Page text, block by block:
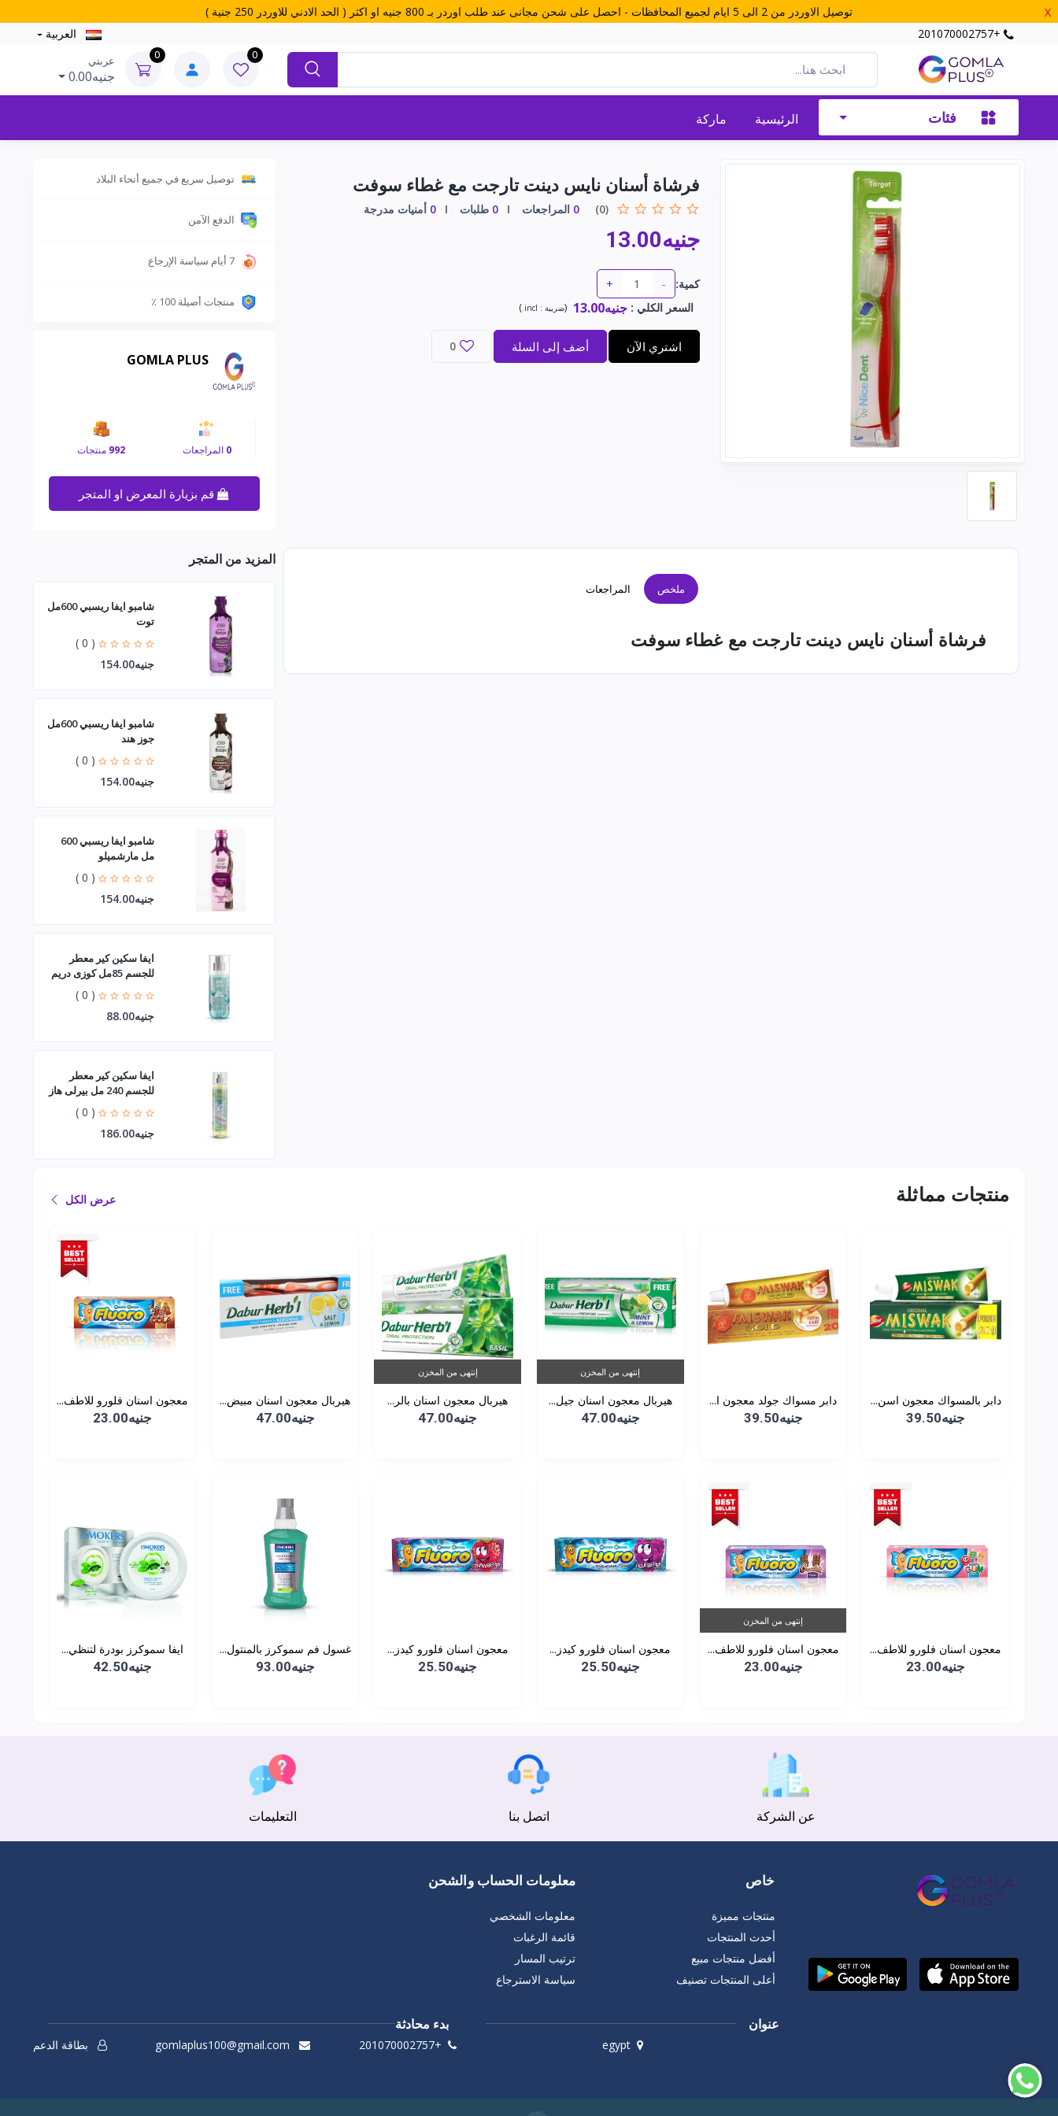
توصيل الاوردر من 2 الى 5 ايام لجميع المحافظات - احصل على شحن مجانى عند طلب اوردر بـ 800 جنيه او اكثر ( الحد الادني للاوردر 250 جنية )
X
+201070002757
العربية
0
0 عربتي
جنيه0.00
فئات الرئيسية ماركة
فرشاة أسنان نايس دينت تارجت مع غطاء سوفت
(0)
0 المراجعات 0 طلبات 0 أمنيات مدرجة
جنيه13.00
كمية: -
+
السعر الكلي : جنيه13.00 (ضريبة : incl.
)
اشتري الآن أضف إلى السلة 0
ملخص المراجعات
فرشاة أسنان نايس دينت تارجت مع غطاء سوفت
توصيل سريع في جميع أنحاء البلاد
الدفع الآمن
7 أيام سياسة الإرجاع
منتجات أصيلة 100 ٪
GOMLA PLUS
0 المراجعات 992 منتجات
قم بزيارة المعرض او المتجر
المزيد من المتجر
شامبو ايفا ريسبي 600مل
توت
( 0 )
جنيه154.00
شامبو ايفا ريسبي 600مل
جوز هند
( 0 )
جنيه154.00
شامبو ايفا ريسبي 600
مل مارشميلو
( 0 )
جنيه154.00
ايفا سكين كير معطر
للجسم 85مل كوزى دريم
( 0 )
جنيه88.00
ايفا سكين كير معطر
للجسم 240 مل بيرلى هاز
( 0 )
جنيه186.00
منتجات مماثلة عرض الكل
دابر بالمسواك معجون اسن...
جنيه39.50
دابر مسواك جولد معجون ا...
جنيه39.50
إنتهى من المخزن
هيربال معجون اسنان جيل...
جنيه47.00
إنتهى من المخزن
هيربال معجون اسنان بالر...
جنيه47.00
هيربال معجون اسنان مبيض...
جنيه47.00
معجون اسنان فلورو للاطف...
جنيه23.00
معجون اسنان فلورو للاطف...
جنيه23.00
إنتهى من المخزن
معجون اسنان فلورو للاطف...
جنيه23.00
معجون اسنان فلورو كيدز...
جنيه25.50
معجون اسنان فلورو كيدز...
جنيه25.50
غسول فم سموكرز بالمنتول...
جنيه93.00
ايفا سموكرز بودرة لتنظي...
جنيه42.50
عن الشركة اتصل بنا التعليمات
خاص
منتجات مميزة
أحدث المنتجات
أفضل منتجات مبيع
أعلى المنتجات تصنيف
معلومات الحساب والشحن
معلومات الشخصي
قائمة الرغبات
ترتيب المسار
سياسة الاسترجاع
بدء محادثة
+201070002757 بطاقة الدعم
عنوان
egypt